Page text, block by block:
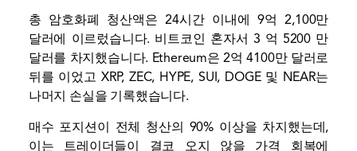
총 암호화폐 청산액은 24시간 이내에 9억 2,100만
달러에 이르렀습니다. 비트코인 혼자서 3 억 5200 만
달러를 차지했습니다. Ethereum은 2억 4100만 달러로
뒤를 이었고 XRP, ZEC, HYPE, SUI, DOGE 및 NEAR는
나머지 손실을 기록했습니다.
매수 포지션이 전체 청산의 90% 이상을 차지했는데,
이는 트레이더들이 결코 오지 않을 가격 회복에